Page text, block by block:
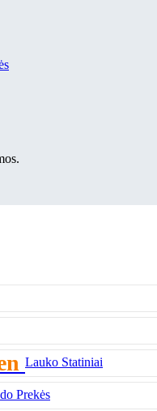
Lauko Statiniai
Prekės